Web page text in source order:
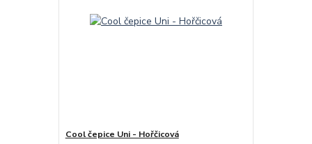
Cool čepice Uni - Hořčicová